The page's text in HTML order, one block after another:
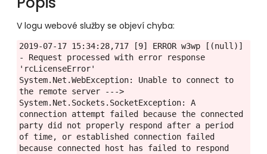
V logu webové služby se objeví chyba:
2019-07-17 15:34:28,717 [9] ERROR w3wp [(null)]
- Request processed with error response
'rcLicenseError'
System.Net.WebException: Unable to connect to
the remote server --->
System.Net.Sockets.SocketException: A
connection attempt failed because the connected
party did not properly respond after a period
of time, or established connection failed
because connected host has failed to respond